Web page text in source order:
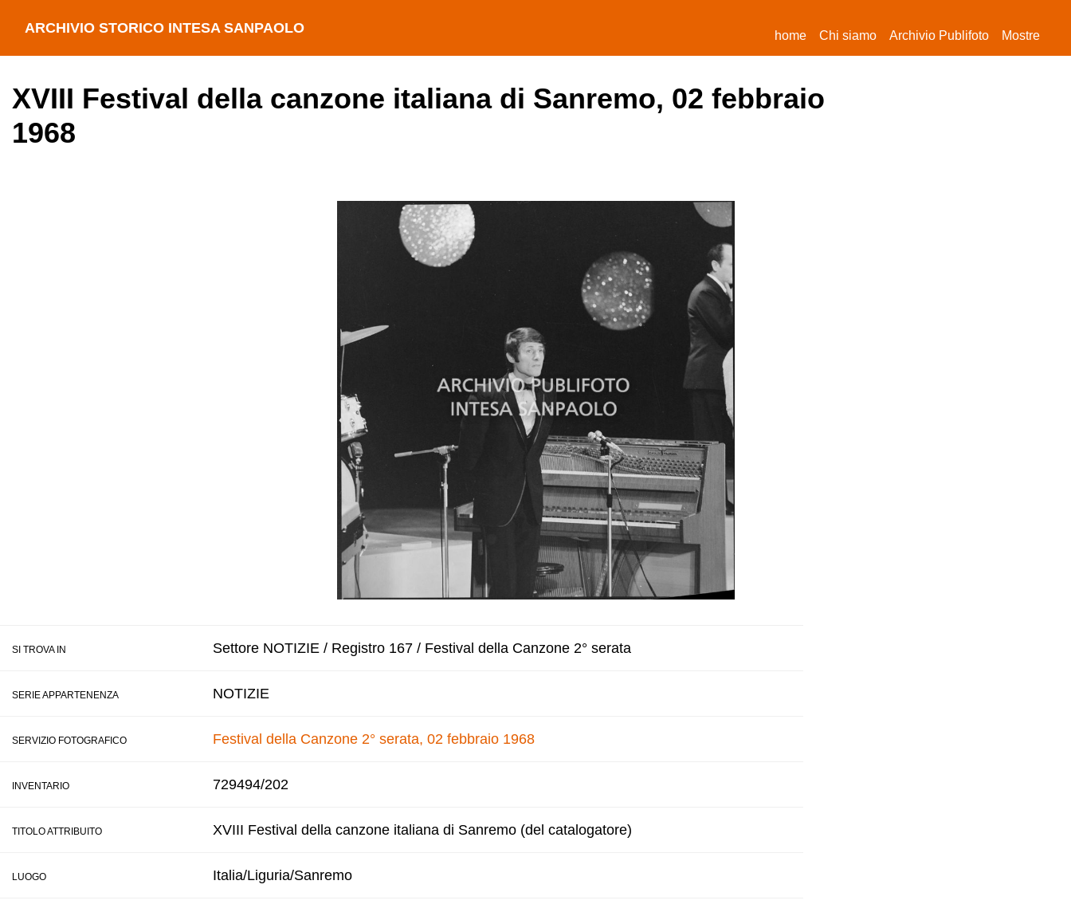
ARCHIVIO STORICO INTESA SANPAOLO home(current)
Chi siamo Archivio Publifoto Mostre
XVIII Festival della canzone italiana di Sanremo, 02 febbraio
1968
SI TROVA IN Settore NOTIZIE / Registro 167 / Festival della Canzone 2° serata
SERIE APPARTENENZA NOTIZIE
SERVIZIO FOTOGRAFICO Festival della Canzone 2° serata, 02 febbraio 1968
INVENTARIO 729494/202
TITOLO ATTRIBUITO XVIII Festival della canzone italiana di Sanremo (del catalogatore)
LUOGO Italia/Liguria/Sanremo